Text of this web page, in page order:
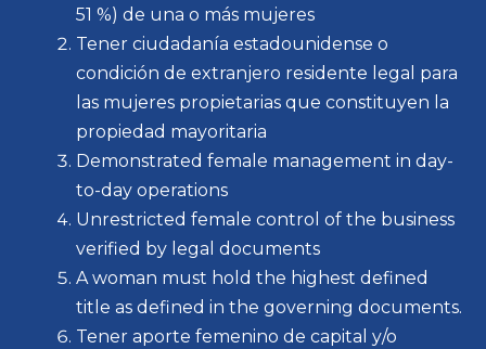
51 %) de una o más mujeres
Tener ciudadanía estadounidense o
condición de extranjero residente legal para
las mujeres propietarias que constituyen la
propiedad mayoritaria
Demonstrated female management in day-
to-day operations
Unrestricted female control of the business
verified by legal documents
A woman must hold the highest defined
title as defined in the governing documents.
Tener aporte femenino de capital y/o